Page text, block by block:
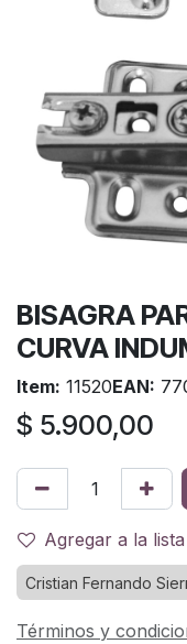
BISAGRA
CURVA
Item: 11520EAN:
$ 5.900,00
Agregar a la
Cristian Fernando
Términos y